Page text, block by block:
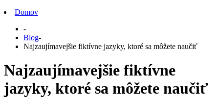
Domov
-
Blog-
Najzaujímavejšie fiktívne jazyky, ktoré sa môžete naučiť
Najzaujímavejšie fiktívne
jazyky, ktoré sa môžete naučiť